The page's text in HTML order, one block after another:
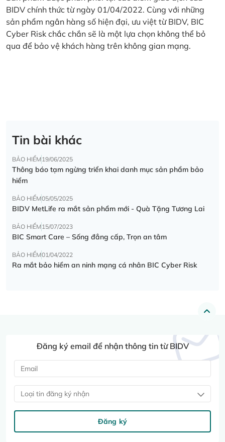
BIDV chính thức từ ngày 01/04/2022. Cùng với những
sản phẩm ngân hàng số hiện đại, ưu việt từ BIDV, BIC
Cyber Risk chắc chắn sẽ là một lựa chọn không thể bỏ
qua để bảo vệ khách hàng trên không gian mạng.
Tin bài khác
BẢO HIỂM19/06/2025
Thông báo tạm ngừng triển khai danh mục sản phẩm bảo
hiểm
BẢO HIỂM05/05/2025
BIDV MetLife ra mắt sản phẩm mới - Quà Tặng Tương Lai
BẢO HIỂM15/07/2023
BIC Smart Care – Sống đẳng cấp, Trọn an tâm
BẢO HIỂM01/04/2022
Ra mắt bảo hiểm an ninh mạng cá nhân BIC Cyber Risk
Đăng ký email để nhận thông tin từ BIDV
Loại tin đăng ký nhận
Đăng ký